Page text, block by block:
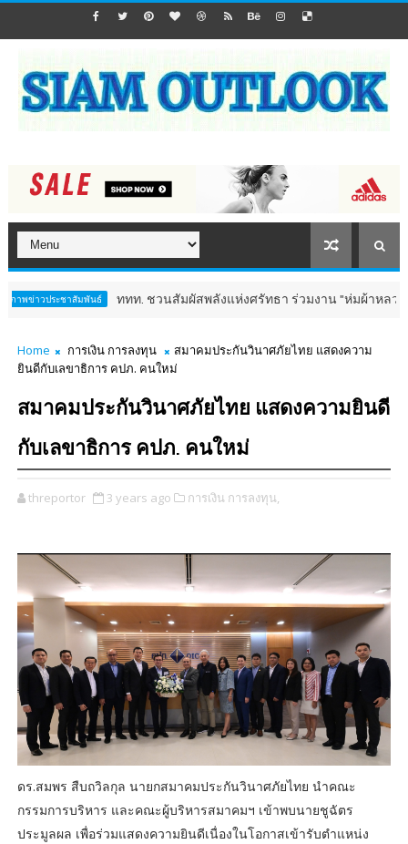
ะชาสัมพันธ์ ททท. ชวนสัมผัสพลังแห่งศรัทธา ร่วมงาน "ห่มผ้าหลวงปู่ทวด ครั้
Home การเงิน การลงทุน
สมาคมประกันวินาศภัยไทย แสดงความ
ยินดีกับเลขาธิการ คปภ. คนใหม่
สมาคมประกันวินาศภัยไทย แสดงความยินดี
กับเลขาธิการ คปภ. คนใหม่
threportor 3 years ago การเงิน การลงทุน,
ดร.สมพร สืบถวิลกุล นายกสมาคมประกันวินาศภัยไทย นำคณะ
กรรมการบริหาร และคณะผู้บริหารสมาคมฯ เข้าพบนายชูฉัตร
ประมูลผล เพื่อร่วมแสดงความยินดีเนื่องในโอกาสเข้ารับตำแหน่ง